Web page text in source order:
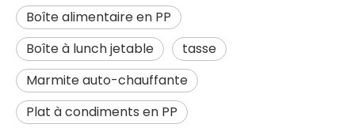
Boîte alimentaire en PP
Boîte à lunch jetable
tasse
Marmite auto-chauffante
Plat à condiments en PP